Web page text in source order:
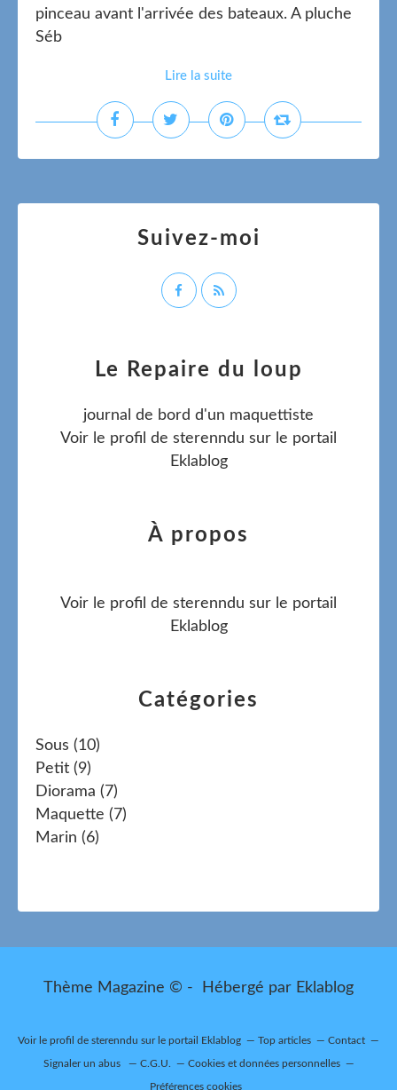
pinceau avant l'arrivée des bateaux. A pluche
Séb
Lire la suite
Catégories
Sous (10)
Petit (9)
Diorama (7)
Maquette (7)
Marin (6)
Le Repaire du loup
journal de bord d'un maquettiste
Voir le profil de sterenndu sur le portail
Eklablog
Suivez-moi
À propos
Voir le profil de sterenndu sur le portail
Eklablog
Thème Magazine © - Hébergé par Eklablog
Voir le profil de sterenndu sur le portail Eklablog Top articles Contact
Signaler un abus C.G.U. Cookies et données personnelles
Préférences cookies